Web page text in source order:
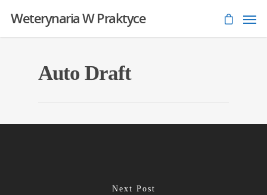
Weterynaria W Praktyce
Auto Draft
Next Post